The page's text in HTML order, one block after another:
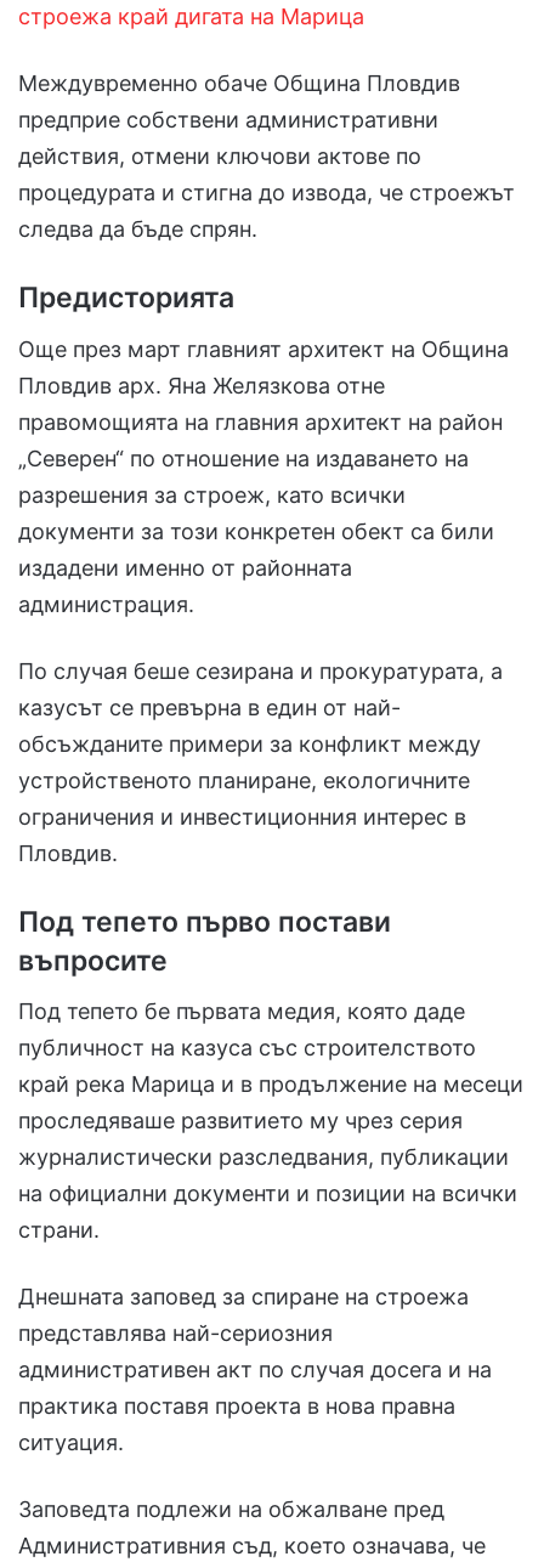
строежа край дигата на Марица
Междувременно обаче Община Пловдив
предприе собствени административни
действия, отмени ключови актове по
процедурата и стигна до извода, че строежът
следва да бъде спрян.
Предисторията
Още през март главният архитект на Община
Пловдив арх. Яна Желязкова отне
правомощията на главния архитект на район
„Северен“ по отношение на издаването на
разрешения за строеж, като всички
документи за този конкретен обект са били
издадени именно от районната
администрация.
По случая беше сезирана и прокуратурата, а
казусът се превърна в един от най-
обсъжданите примери за конфликт между
устройственото планиране, екологичните
ограничения и инвестиционния интерес в
Пловдив.
Под тепето първо постави
въпросите
Под тепето бе първата медия, която даде
публичност на казуса със строителството
край река Марица и в продължение на месеци
проследяваше развитието му чрез серия
журналистически разследвания, публикации
на официални документи и позиции на всички
страни.
Днешната заповед за спиране на строежа
представлява най-сериозния
административен акт по случая досега и на
практика поставя проекта в нова правна
ситуация.
Заповедта подлежи на обжалване пред
Административния съд, което означава, че